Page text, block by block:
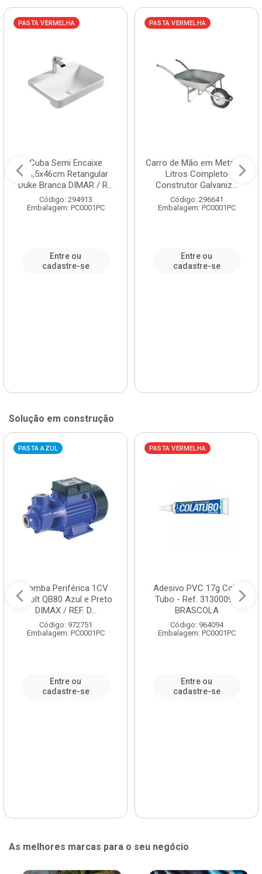
PASTA VERMELHA
Cuba Semi Encaixe
58,5x46cm Retangular
Duke Branca DIMAR / R...
Código: 294913
Embalagem: PC0001PC
Entre ou
cadastre-se
PASTA VERMELHA
Carro de Mão em Metal 60
Litros Completo
Construtor Galvaniz...
Código: 296641
Embalagem: PC0001PC
Entre ou
cadastre-se
Solução em construção
PASTA AZUL
Bomba Periférica 1CV
Bivolt QB80 Azul e Preto
DIMAX / REF. D...
Código: 972751
Embalagem: PC0001PC
Entre ou
cadastre-se
PASTA VERMELHA
Adesivo PVC 17g Cola
Tubo - Ref. 3130009 -
BRASCOLA
Código: 964094
Embalagem: PC0001PC
Entre ou
cadastre-se
As melhores marcas para o seu negócio